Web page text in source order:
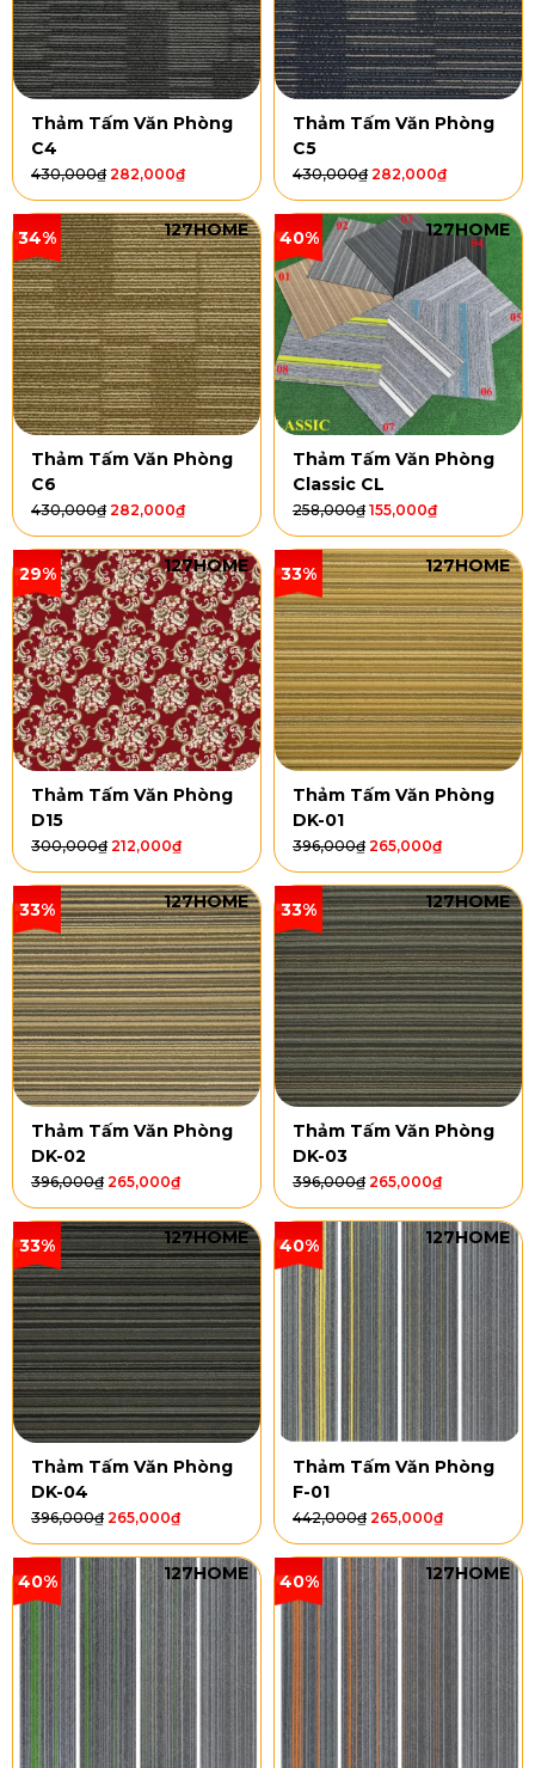
Thảm Tấm Văn Phòng
C4
430,000₫ 282,000₫
Thảm Tấm Văn Phòng
C5
430,000₫ 282,000₫
34% 127HOME
Thảm Tấm Văn Phòng
C6
430,000₫ 282,000₫
40% 127HOME
Thảm Tấm Văn Phòng
Classic CL
258,000₫ 155,000₫
29% 127HOME
Thảm Tấm Văn Phòng
D15
300,000₫ 212,000₫
33% 127HOME
Thảm Tấm Văn Phòng
DK-01
396,000₫ 265,000₫
33% 127HOME
Thảm Tấm Văn Phòng
DK-02
396,000₫ 265,000₫
33% 127HOME
Thảm Tấm Văn Phòng
DK-03
396,000₫ 265,000₫
33% 127HOME
Thảm Tấm Văn Phòng
DK-04
396,000₫ 265,000₫
40% 127HOME
Thảm Tấm Văn Phòng
F-01
442,000₫ 265,000₫
40% 127HOME 40% 127HOME